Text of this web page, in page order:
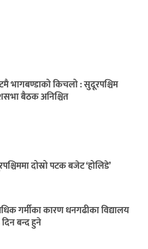
भागबण्डाको किचलो : सुदूरपश्चिम
बैठक अनिश्चित
दोस्रो पटक बजेट ‘होलिडे’
गर्मीका कारण धनगढीका विद्यालय
बन्द हुने